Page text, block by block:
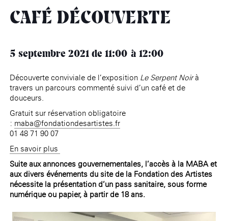
CAFÉ DÉCOUVERTE
5 septembre 2021de 11:00 12:00
Découverte conviviale de l’exposition Le Serpent Noirà
travers un parcours commenté suivi d’un café et de
douceurs.
Gratuit sur réservation obligatoire
: maba@fondationdesartistes.fr
01 48 71 90 07
En savoir plus
Suite aux annonces gouvernementales, l’accès à la MABA et
aux divers événements du site de la Fondation des Artistes
nécessite la présentation d’un pass sanitaire, sous forme
numérique ou papier, à partir de 18 ans.
des artistes(EHPAD)
Rotonde Balzac de l’Hôtel
Salomon de Rothschild